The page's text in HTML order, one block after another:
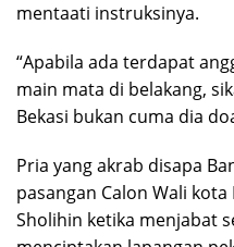
mentaati instruksinya.
“Apabila ada terdapat
main mata di belakang,
Bekasi bukan cuma dia
Pria yang akrab disapa
pasangan Calon Wali
Sholihin ketika menjabat